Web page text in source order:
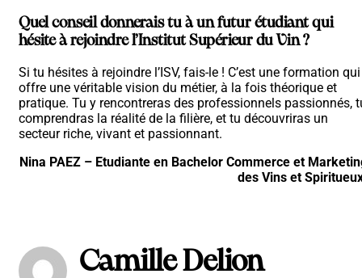
Quel conseil donnerais tu à un futur étudiant qui
hésite à rejoindre l’Institut Supérieur du Vin ?
Si tu hésites à rejoindre l’ISV, fais-le ! C’est une formation qui
offre une véritable vision du métier, à la fois théorique et
pratique. Tu y rencontreras des professionnels passionnés,
comprendras la réalité de la filière, et tu découvriras un
secteur riche, vivant et passionnant.
Nina PAEZ – Etudiante en Bachelor Commerce et
des Vins et
Camille Delion